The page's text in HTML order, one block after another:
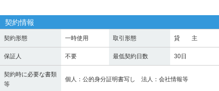
契約情報
契約形態 一時使用 取引形態 貸 主
保証人 不要 最低契約日数 30日
契約時に必要な書類
等
個人：公的身分証明書写し 法人：会社情報等